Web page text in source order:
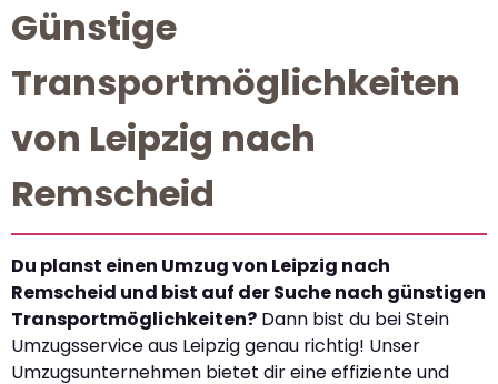
Günstige
Transportmöglichkeiten
von Leipzig nach
Remscheid
Du planst einen Umzug von Leipzig nach
Remscheid und bist auf der Suche nach günstigen
Transportmöglichkeiten? Dann bist du bei Stein
Umzugsservice aus Leipzig genau richtig! Unser
Umzugsunternehmen bietet dir eine effiziente und